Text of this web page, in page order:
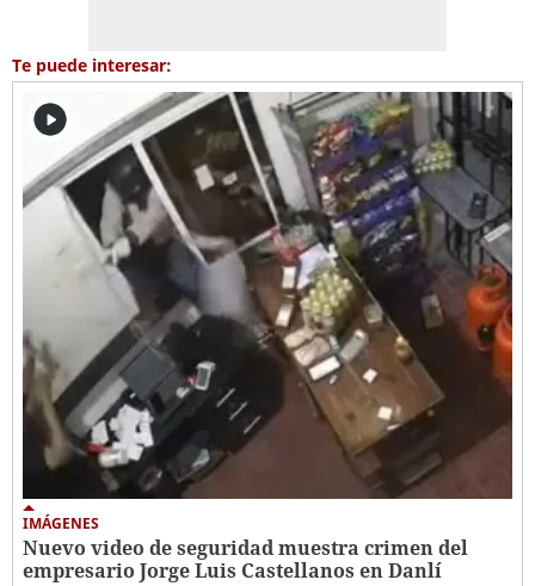
Te puede interesar:
IMÁGENES
Nuevo video de seguridad muestra crimen del
empresario Jorge Luis Castellanos en Danlí